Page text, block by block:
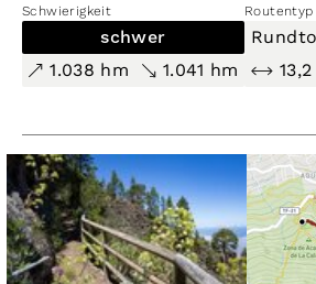
und traumhaften Aus­blicken
Schwierigkeit Routentyp
schwer
1.038 hm
1.041 hm